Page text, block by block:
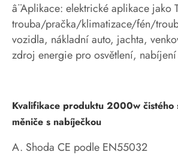
â¨Aplikace: elektrické aplikace jako
trouba/pračka/klimatizace/fén/
vozidla, nákladní auto, jachta,
zdroj energie pro osvětlení,
Kvalifikace produktu 2000w čistého
měniče s nabíječkou
A. Shoda CE podle EN55032